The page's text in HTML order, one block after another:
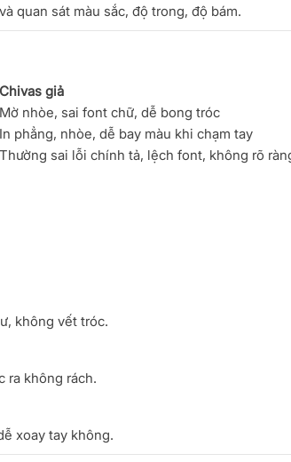
quan sát màu sắc, độ trong, độ bám.
Chivas giả
Mờ nhòe, sai font chữ, dễ bong tróc
In phẳng, nhòe, dễ bay màu khi chạm tay
Thường sai lỗi chính tả, lệch font, không rõ
không vết tróc.
ra không rách.
xoay tay không.